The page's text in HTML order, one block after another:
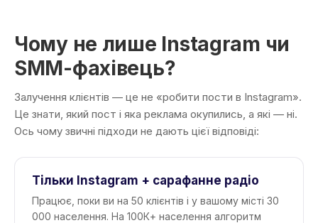
Чому не лише Instagram чи
SMM-фахівець?
Залучення клієнтів — це не «робити пости в Instagram».
Це знати, який пост і яка реклама окупились, а які — ні.
Ось чому звичні підходи не дають цієї відповіді:
Тільки Instagram + сарафанне радіо
Працює, поки ви на 50 клієнтів і у вашому місті 30
000 населення. На 100К+ населення алгоритм